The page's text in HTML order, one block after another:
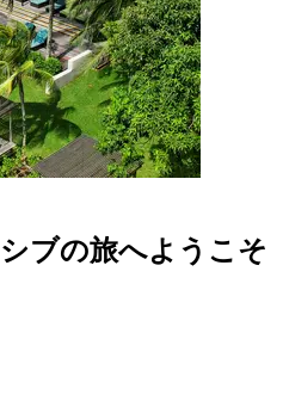
ブの旅へようこそ